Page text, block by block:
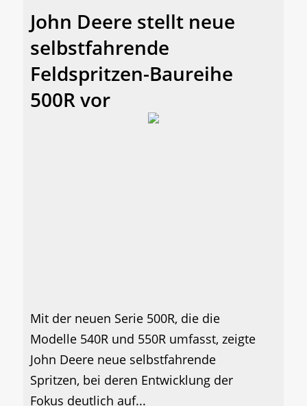
John Deere stellt neue
selbstfahrende
Feldspritzen-Baureihe
500R vor
Mit der neuen Serie 500R, die die
Modelle 540R und 550R umfasst, zeigte
John Deere neue selbstfahrende
Spritzen, bei deren Entwicklung der
Fokus deutlich auf...